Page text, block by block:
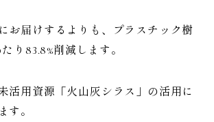
お届けするよりも、プラスチック樹
り83.8%削減します。
活用資源「火山灰シラス」の活用に
す。